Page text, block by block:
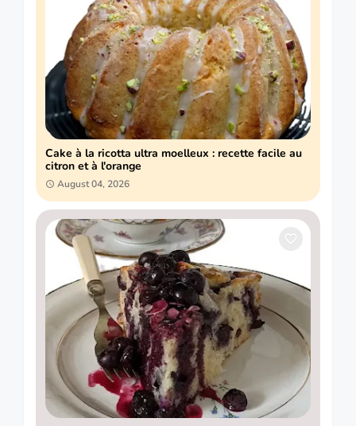
Cake à la ricotta ultra moelleux : recette facile au
citron et à l'orange
August 04, 2026